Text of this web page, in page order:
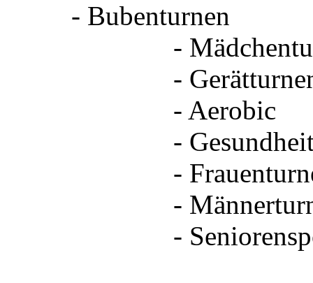
- Bubenturnen
-
-
- Aerobic
-
-
-
-